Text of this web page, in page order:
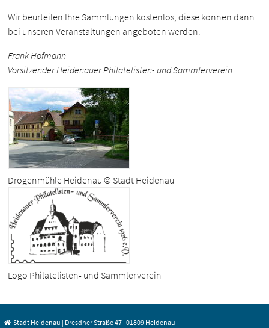
Wir beurteilen Ihre Sammlungen kostenlos, diese können dann
bei unseren Veranstaltungen angeboten werden.
Frank Hofmann
Vorsitzender Heidenauer Philatelisten- und Sammlerverein
Drogenmühle Heidenau © Stadt Heidenau
Logo Philatelisten- und Sammlerverein
Stadt Heidenau | Dresdner Straße 47 | 01809 Heidenau